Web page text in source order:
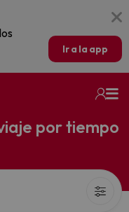
Ir a la app
por tiempo